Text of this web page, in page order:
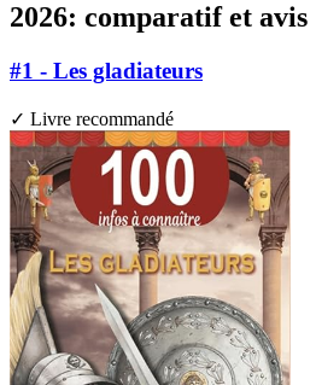
2026: comparatif et avis
#1 - Les gladiateurs
✓ Livre recommandé